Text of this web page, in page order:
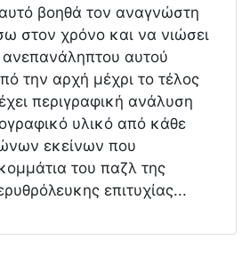
βοηθά τον αναγνώστη
στον χρόνο και να νιώσει
ανεπανάληπτου αυτού
την αρχή μέχρι το τέλος
περιγραφική ανάλυση
υλικό από κάθε
εκείνων που
του παζλ της
επιτυχίας...